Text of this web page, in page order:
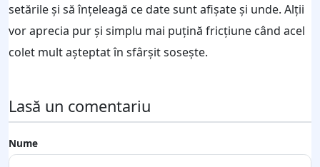
setările și să înțeleagă ce date sunt afișate și unde. Alții
vor aprecia pur și simplu mai puțină fricțiune când acel
colet mult așteptat în sfârșit sosește.
Lasă un comentariu
Nume